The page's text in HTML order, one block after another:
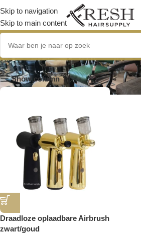
Skip to navigation
Skip to main content
oplaadbare air
Show column
Draadloze oplaadbare Airbrush
zwart/goud